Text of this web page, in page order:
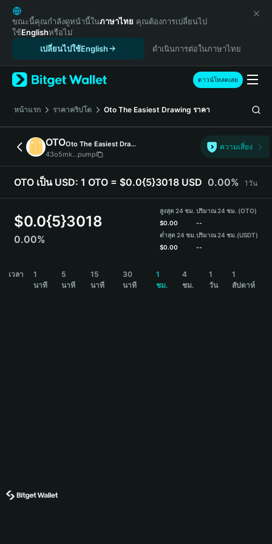
English
日本語
Tiếng Việt
Español (Latinoamérica)
Türkçe
Français
Deutsch
简体中文
繁體中文
Português (Portugal)
Bahasa Indonesia
ภาษาไทย
Español
Español (Argentina)
ขณะนี้คุณกำลังดูหน้านี้ในภาษาไทย คุณต้องการเปลี่ยนไป
ใช้Englishหรือไม่
เปลี่ยนไปใช้English
ดำเนินการต่อในภาษาไทย
ดาวน์โหลดเลย
หน้าแรก ราคาคริปโต Oto The Easiest Drawing ราคา
OTO
Oto The Easiest Drawing
43o5mk...pump
ความเสี่ยง
OTO เป็น USD: 1 OTO = $0.0{5}3018 USD 0.00% 1วัน
$0.0{5}3018
0.00%
สูงสุด 24 ชม.
$0.00
ต่ำสุด 24 ชม.
$0.00
ปริมาณ 24 ชม. (OTO)
--
ปริมาณ 24 ชม.(USDT)
--
เวลา
1
นาที
5
นาที
15
นาที
30
นาที
1
ชม.
4
ชม.
1
วัน
1
สัปดาห์